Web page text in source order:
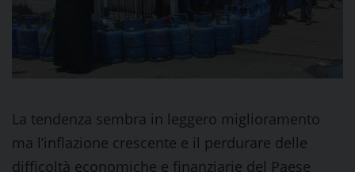
La tendenza sembra in leggero miglioramento
ma l’inflazione crescente e il perdurare delle
difficoltà economiche e finanziarie del Paese